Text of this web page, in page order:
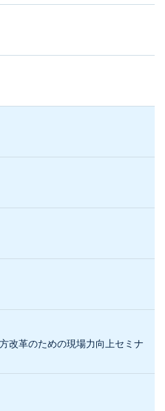
改革のための現場力向上セミナ